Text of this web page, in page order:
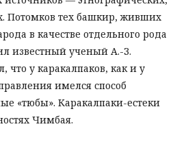
Потомков тех башкир, живших
в качестве отдельного рода
известный ученый А.-З.
что у каракалпаков, как и у
имелся способ
«тюбы». Каракалпаки-естеки
Чимбая.